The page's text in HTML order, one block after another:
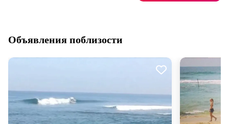
Объявления поблизости